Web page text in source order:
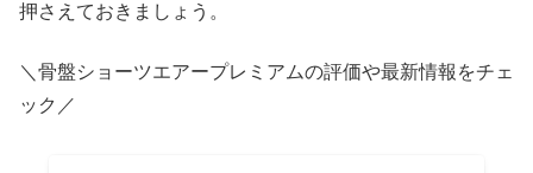
押さえておきましょう。
＼骨盤ショーツエアープレミアムの評価や最新情報をチェ
ック／